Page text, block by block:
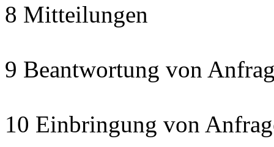
8 Mitteilungen
9 Beantwortung von
10 Einbringung von